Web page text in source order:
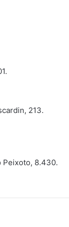
213.
Peixoto, 8.430.